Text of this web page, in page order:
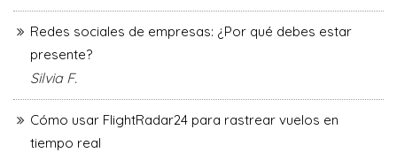
Redes sociales de empresas: ¿Por qué debes estar
presente?
Silvia F.
Cómo usar FlightRadar24 para rastrear vuelos en
tiempo real